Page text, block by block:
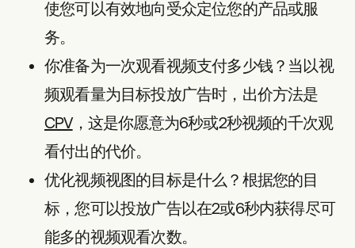
使您可以有效地向受众定位您的产品或服
务。
你准备为一次观看视频支付多少钱？当以视
频观看量为目标投放广告时，出价方法是
CPV，这是你愿意为6秒或2秒视频的千次观
看付出的代价。
优化视频视图的目标是什么？根据您的目
标，您可以投放广告以在2或6秒内获得尽可
能多的视频观看次数。